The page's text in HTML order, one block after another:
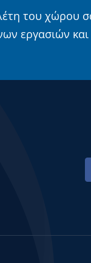
του χώρου
εργασιών